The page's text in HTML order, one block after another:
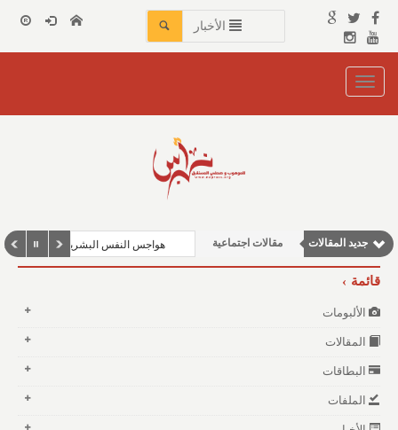
الأخبار
Toggle
navigation
جديد المقالات مقالات اجتماعية
مقالات إقتصادية
هواجس النفس البشرية بين مطرقة الفقر
قائمة
الألبومات
المقالات
البطاقات
الملفات